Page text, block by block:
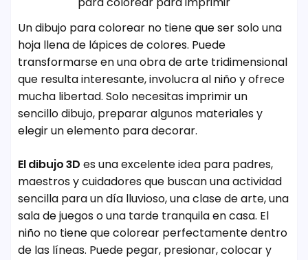
Un dibujo para colorear no tiene que ser solo una
hoja llena de lápices de colores. Puede
transformarse en una obra de arte tridimensional
que resulta interesante, involucra al niño y ofrece
mucha libertad. Solo necesitas imprimir un
sencillo dibujo, preparar algunos materiales y
elegir un elemento para decorar.
El dibujo 3D es una excelente idea para padres,
maestros y cuidadores que buscan una actividad
sencilla para un día lluvioso, una clase de arte, una
sala de juegos o una tarde tranquila en casa. El
niño no tiene que colorear perfectamente dentro
de las líneas. Puede pegar, presionar, colocar y